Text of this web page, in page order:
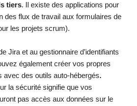
tiers. Il existe des applications pour
des flux de travail aux formulaires de
les projets scrum).
Jira et au gestionnaire d’identifiants
également créer vos propres
avec des outils auto-hébergés.
la sécurité signifie que vos
pas accès aux données sur le